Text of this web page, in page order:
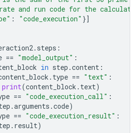
and run code for the
: "code_execution" }]
. steps :
== "model_output" :
in step .content :
. type == "text" :
print(content_block . text)
== "code_execution_call" :
.arguments .code)
== "code_execution_result" :
. result)